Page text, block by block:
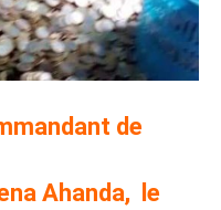
de
Ahanda, le